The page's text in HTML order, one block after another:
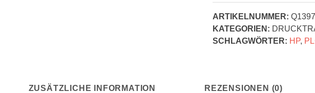
80g/m2
-
(Q1397A)
Universal
ARTIKELNUMMER:
KATEGORIEN:
SCHLAGWÖRTER: HP,
ZUSÄTZLICHE INFORMATION REZENSIONEN (0)